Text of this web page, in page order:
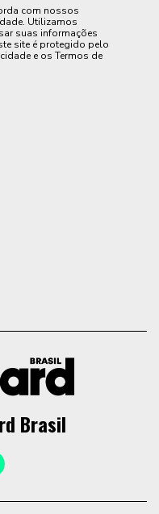
com nossos
Utilizamos
suas informações
site é protegido pelo
e os Termos de
Brasil